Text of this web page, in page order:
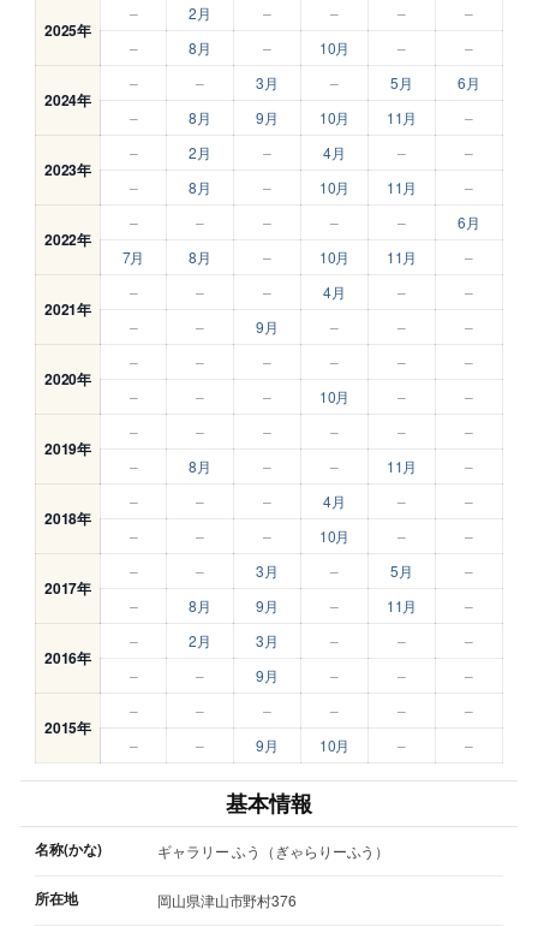
2025年
– 2月 – – –
–
–
8月 – 10月 – –
2024年
– – 3月 – 5月
6月
–
8月 9月 10月 11月 –
2023年
– 2月 – 4月 –
–
–
8月 – 10月 11月 –
2022年
– – – – –
6月
7月
8月 – 10月 11月 –
2021年
– – – 4月 –
–
–
– 9月 – – –
2020年
– – – – –
–
–
– – 10月 – –
2019年
– – – – –
–
–
8月 – – 11月 –
2018年
– – – 4月 –
–
–
– – 10月 – –
2017年
– – 3月 – 5月
–
–
8月 9月 – 11月 –
2016年
– 2月 3月 – –
–
–
– 9月 – – –
2015年
– – – – –
–
–
– 9月 10月 – –
基本情報
名称(かな) ギャラリー ふう（ぎゃらりーふう）
所在地 岡山県津山市野村376